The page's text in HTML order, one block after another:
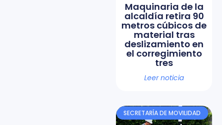
Maquinaria de la
alcaldía retira 90
metros cúbicos de
material tras
deslizamiento en
el corregimiento
tres
Leer noticia
SECRETARÍA DE MOVILIDAD